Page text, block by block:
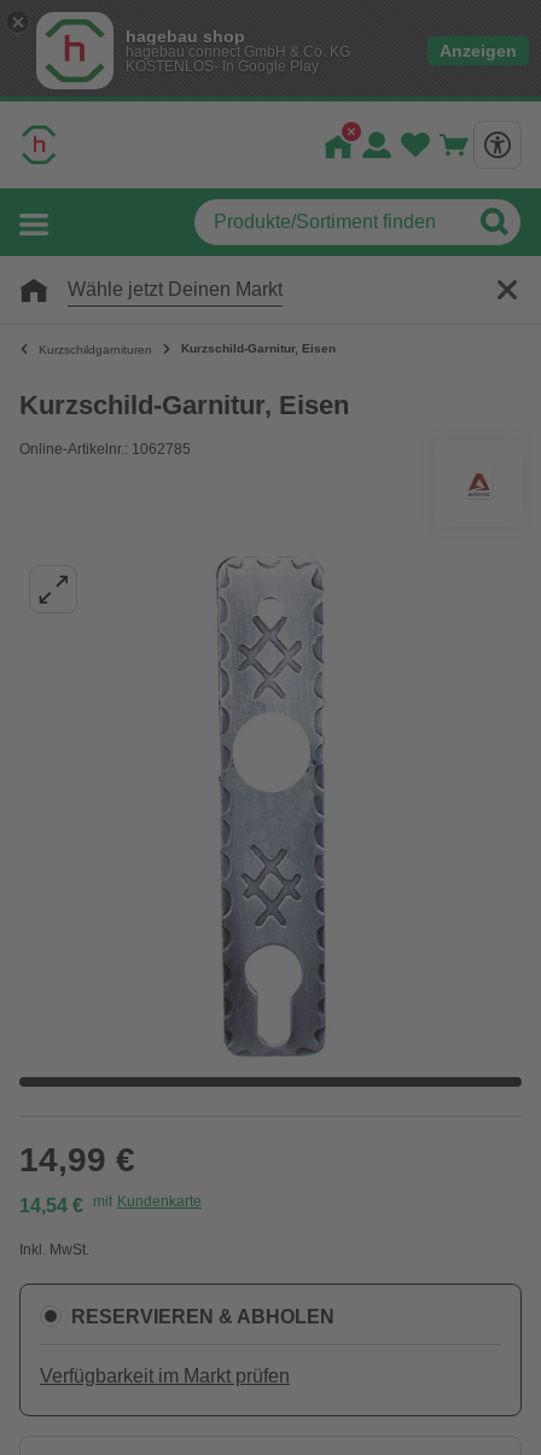
hagebau shop
hagebau connect GmbH & Co. KG
KOSTENLOS- In Google Play
Anzeigen
Wähle jetzt Deinen Markt
Kurzschildgarnituren Kurzschild-Garnitur, Eisen
Kurzschild-Garnitur, Eisen
Online-Artikelnr.: 1062785
14,99 €
14,54 € mit Kundenkarte
Inkl. MwSt.
RESERVIEREN & ABHOLEN
Verfügbarkeit im Markt prüfen